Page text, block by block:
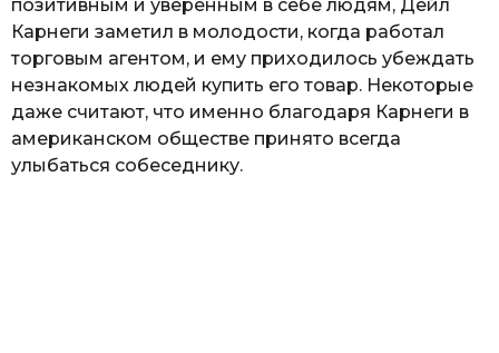
позитивным и уверенным в себе людям, Дейл
Карнеги заметил в молодости, когда работал
торговым агентом, и ему приходилось убеждать
незнакомых людей купить его товар. Некоторые
даже считают, что именно благодаря Карнеги в
американском обществе принято всегда
улыбаться собеседнику.